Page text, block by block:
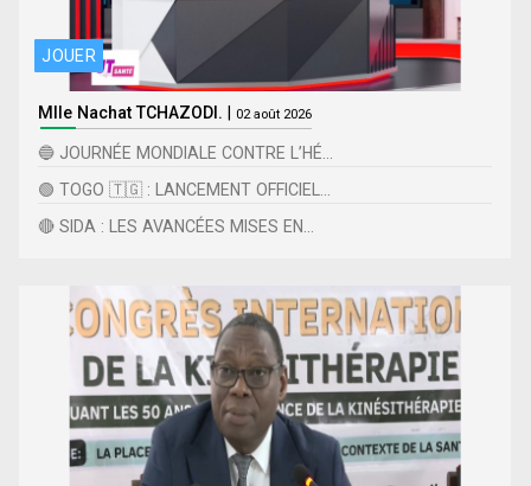
JOUER
Mlle Nachat TCHAZODI. | 02 août 2026
🔵 JOURNÉE MONDIALE CONTRE L’HÉ...
🟢 TOGO 🇹🇬 : LANCEMENT OFFICIEL...
🔴 SIDA : LES AVANCÉES MISES EN...